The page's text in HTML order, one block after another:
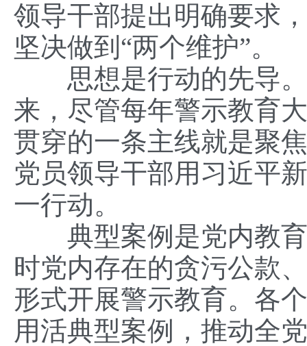
领导干部提出明确要求
坚决做到“两个维护”。
思想是行动的先导。
来，尽管每年警示教育
贯穿的一条主线就是聚
党员领导干部用习近平
一行动。
典型案例是党内教育
时党内存在的贪污公款
形式开展警示教育。各
用活典型案例，推动全